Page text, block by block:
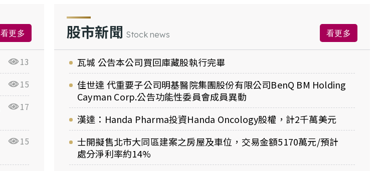
看更多
13
15
17
15
股市新聞 Stock news 看更多
瓦城 公告本公司買回庫藏股執行完畢
佳世達 代重要子公司明基醫院集團股份有限公司BenQ BM Holding
Cayman Corp.公告功能性委員會成員異動
漢達：Handa Pharma投資Handa Oncology股權，計2千萬美元
士開擬售北市大同區建案之房屋及車位，交易金額5170萬元/預計
處分淨利率約14%